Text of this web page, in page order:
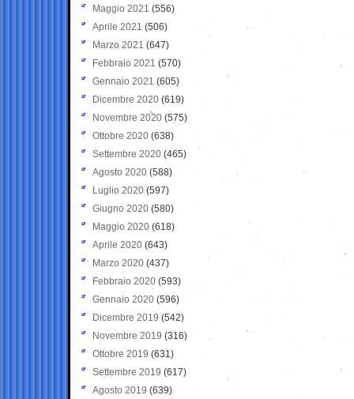
Maggio 2021 (556)
Aprile 2021 (506)
Marzo 2021 (647)
Febbraio 2021 (570)
Gennaio 2021 (605)
Dicembre 2020 (619)
Novembre 2020 (575)
Ottobre 2020 (638)
Settembre 2020(465)
Agosto 2020 (588)
Luglio 2020 (597)
Giugno 2020 (580)
Maggio 2020 (618)
Aprile 2020 (643)
Marzo 2020 (437)
Febbraio 2020 (593)
Gennaio 2020 (596)
Dicembre 2019 (542)
Novembre 2019 (316)
Ottobre 2019 (631)
Settembre 2019 (617)
Agosto 2019 (639)